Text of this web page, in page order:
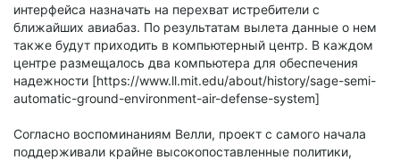
интерфейса назначать на перехват истребители с
ближайших авиабаз. По результатам вылета данные о нем
также будут приходить в компьютерный центр. В каждом
центре размещалось два компьютера для обеспечения
надежности [https://www.ll.mit.edu/about/history/sage-semi-
automatic-ground-environment-air-defense-system]
Согласно воспоминаниям Велли, проект с самого начала
поддерживали крайне высокопоставленные политики,